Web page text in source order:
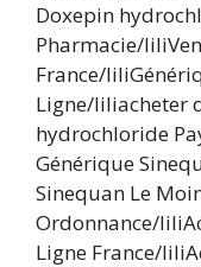
Doxepin
Pharmacie/
France/
Ligne/liliacheter
hydrochloride
Générique
Sinequan Le
Ordonnance/
Ligne France/